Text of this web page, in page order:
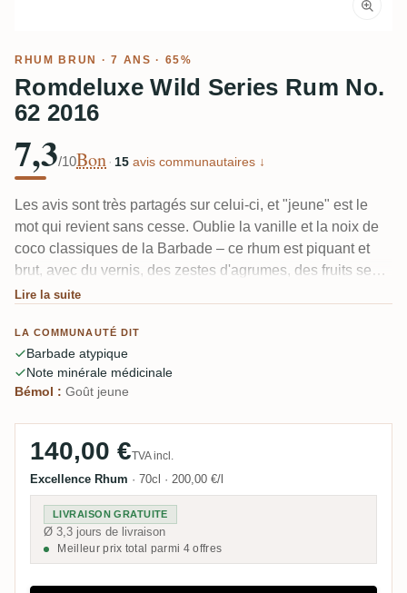
RHUM BRUN · 7 ANS · 65%
Romdeluxe Wild Series Rum No.
62 2016
7,3/10Bon · 15 avis communautaires ↓
Les avis sont très partagés sur celui-ci, et "jeune" est le
mot qui revient sans cesse. Oublie la vanille et la noix de
coco classiques de la Barbade – ce rhum est piquant et
brut, avec du vernis, des zestes d'agrumes, des fruits secs
et une pointe de poivre et de tanins. À 65%, l'alcool est fort
minérale, presque médicinale à la Rockley, qui le rendait
intéressant plutôt que rebutant.
Lire la suite
LA COMMUNAUTÉ DIT
Barbade atypique
Note minérale médicinale
Bémol : Goût jeune
140,00 €TVA incl.
Excellence Rhum · 70cl · 200,00 €/l
LIVRAISON GRATUITE
Ø 3,3 jours de livraison
Meilleur prix total parmi 4 offres